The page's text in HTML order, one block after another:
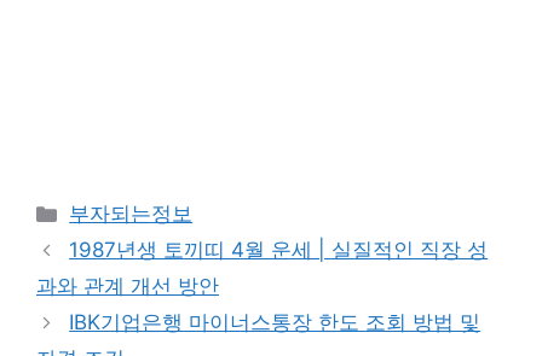
카
테
리
부자되는정보
1987년생 토끼띠 4월 운세 | 실질적인 직장 성
과와 관계 개선 방안
IBK기업은행 마이너스통장 한도 조회 방법 및